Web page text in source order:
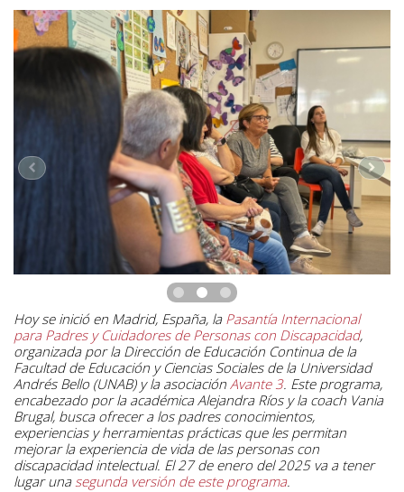
Hoy se inició en Madrid, España, la Pasantía Internacional
para Padres y Cuidadores de Personas con Discapacidad,
organizada por la Dirección de Educación Continua de la
Facultad de Educación y Ciencias Sociales de la Universidad
Andrés Bello (UNAB) y la asociación Avante 3. Este programa,
encabezado por la académica Alejandra Ríos y la coach Vania
Brugal, busca ofrecer a los padres conocimientos,
experiencias y herramientas prácticas que les permitan
mejorar la experiencia de vida de las personas con
discapacidad intelectual. El 27 de enero del 2025 va a tener
lugar unasegunda versión de este programa.